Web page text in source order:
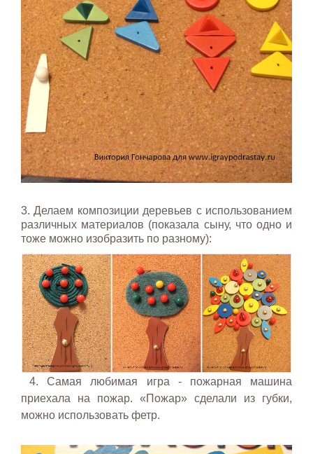
3. Делаем композиции деревьев с использованием
различных материалов (показала сыну, что одно и
тоже можно изобразить по разному):
4. Самая любимая игра - пожарная машина
приехала на пожар. «Пожар» сделали из губки,
можно использовать фетр.